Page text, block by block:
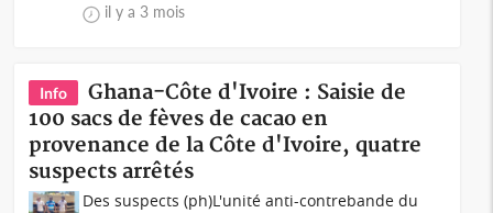
il y a 3 mois
Info
Ghana-Côte d'Ivoire : Saisie de
100 sacs de fèves de cacao en
provenance de la Côte d'Ivoire, quatre
suspects arrêtés
Des suspects (ph)L'unité anti-contrebande du